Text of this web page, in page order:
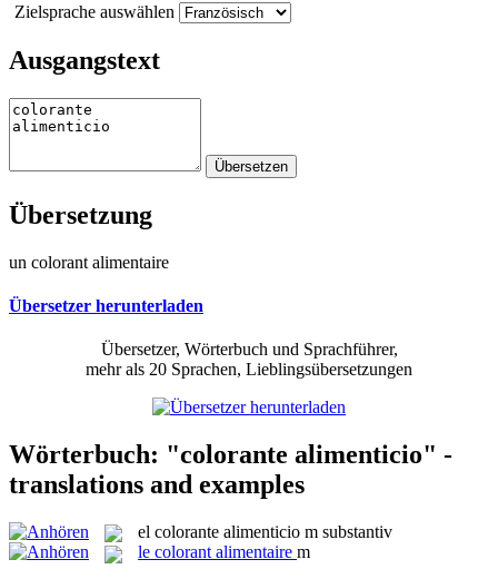
Zielsprache auswählen
Ausgangstext
Übersetzung
un colorant alimentaire
Übersetzer herunterladen
Übersetzer, Wörterbuch und Sprachführer,
mehr als 20 Sprachen, Lieblingsübersetzungen
Wörterbuch: "colorante alimenticio" -
translations and examples
el colorante alimenticio m substantiv
le colorant alimentaire m